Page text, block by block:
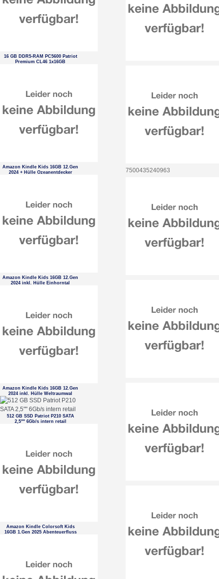
16 GB DDR5-RAM PC5600 Patriot
Premium CL46 1x16GB
Amazon Kindle Kids 16GB 12.Gen
2024 + Hülle Ozeanentdecker
Amazon Kindle Kids 16GB 12.Gen
2024 inkl. Hülle Einhorntal
Amazon Kindle Kids 16GB 12.Gen
2024 inkl. Hülle Weltraumwal
512 GB SSD Patriot P210 SATA
2,5"" 6Gb/s intern retail
Amazon Kindle Colorsoft Kids
16GB 1.Gen 2025 Abenteuerfluss
7500435240963